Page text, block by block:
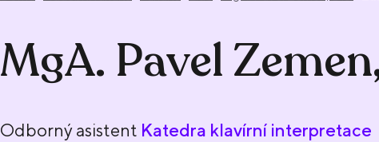
MgA. Pavel
Odborný asistent Katedra klavírní interpretace